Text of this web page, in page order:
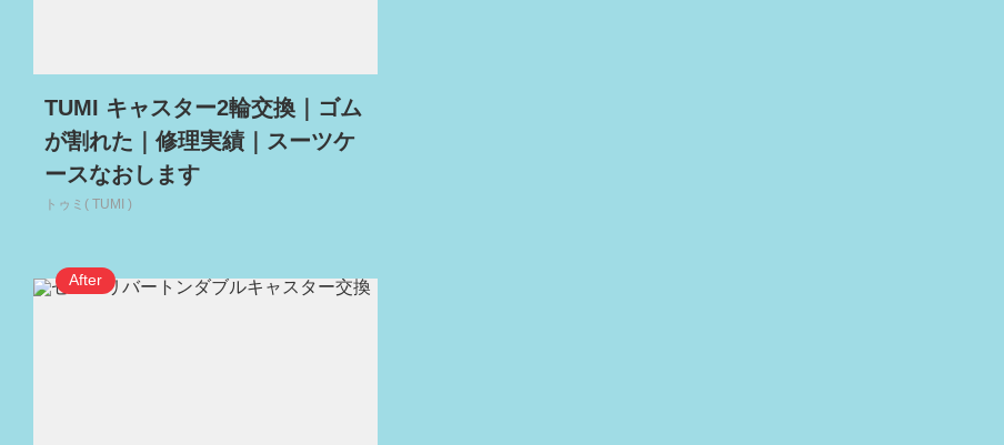
TUMI キャスター2輪交換｜ゴム
が割れた｜修理実績｜スーツケ
ースなおします
トゥミ( TUMI )